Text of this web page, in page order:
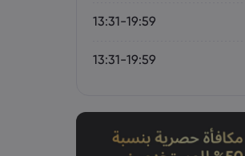
13:31-19:59
13:31-19:59